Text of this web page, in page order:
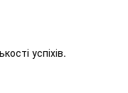
успіхів.